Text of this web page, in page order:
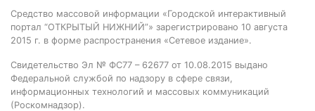
Средство массовой информации «Городской интерактивный
портал “ОТКРЫТЫЙ НИЖНИЙ”» зарегистрировано 10 августа
2015 г. в форме распространения «Сетевое издание».
Свидетельство Эл № ФС77 – 62677 от 10.08.2015 выдано
Федеральной службой по надзору в сфере связи,
информационных технологий и массовых коммуникаций
(Роскомнадзор).